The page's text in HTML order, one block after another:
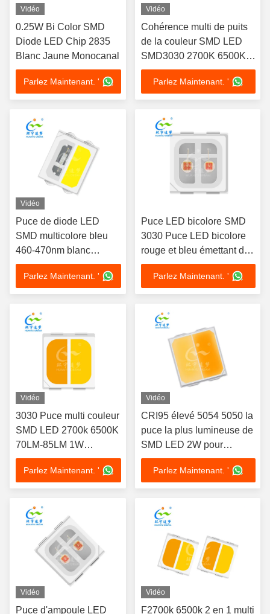
Vidéo
0.25W Bi Color SMD
Diode LED Chip 2835
Blanc Jaune Monocanal
Parlez Maintenant. '
Vidéo
Cohérence multi de puits
de la couleur SMD LED
SMD3030 2700K 6500K à
haute intensité
Parlez Maintenant. '
Vidéo
Puce de diode LED
SMD multicolore bleu
460-470nm blanc
6000K-7000K
Parlez Maintenant. '
Puce LED bicolore SMD
3030 Puce LED bicolore
rouge et bleu émettant de
la couleur
Parlez Maintenant. '
Vidéo
3030 Puce multi couleur
SMD LED 2700k 6500K
70LM-85LM 1W
Disponible sur mesure
Parlez Maintenant. '
Vidéo
CRI95 élevé 5054 5050 la
puce la plus lumineuse de
SMD LED 2W pour
l'application de
photographie et de film
Parlez Maintenant. '
Vidéo
Puce d'ampoule LED
Vidéo
F2700k 6500k 2 en 1 multi